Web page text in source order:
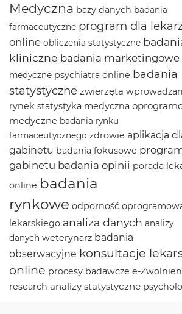
Medyczna bazy danych badania
farmaceutyczne program dla
online obliczenia statystyczne
kliniczne badania marketingowe
medyczne psychiatra online badania
statystyczne zwierzęta
rynek statystyka medyczna
medyczne badania rynku
farmaceutycznego zdrowie aplikacja
gabinetu badania fokusowe
gabinetu badania opinii porada
online badania
rynkowe odporność
lekarskiego analiza danych analizy
danych weterynarz badania
obserwacyjne konsultacje
online procesy badawcze e-
research analizy statystyczne